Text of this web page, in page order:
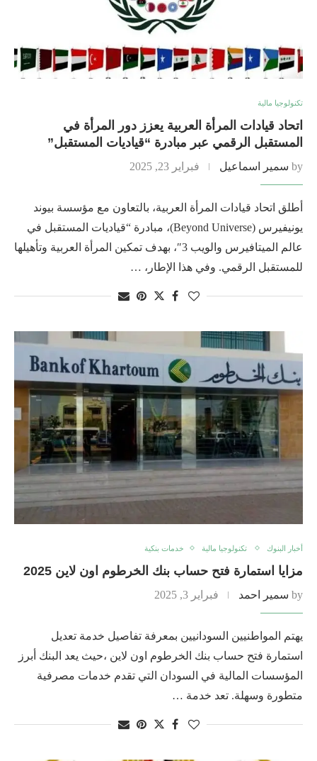
تكنولوجيا مالية
اتحاد قيادات المرأة العربية يعزز دور المرأة في
المستقبل الرقمي عبر مبادرة “قياديات المستقبل”
by سمير اسماعيل فبراير 23, 2025
أطلق اتحاد قيادات المرأة العربية، بالتعاون مع مؤسسة بيوند
يونيفيرس (Beyond Universe)، مبادرة “قياديات المستقبل في
عالم الميتافيرس والويب 3″، بهدف تمكين المرأة العربية وتأهيلها
للمستقبل الرقمي. وفي هذا الإطار، …
أخبار البنوك تكنولوجيا مالية خدمات بنكية
مزايا استمارة فتح حساب بنك الخرطوم اون لاين 2025
by سمير احمد فبراير 3, 2025
يهتم المواطنيين السودانيين بمعرفة تفاصيل خدمة تعديل
استمارة فتح حساب بنك الخرطوم اون لاين ،حيث يعد البنك أبرز
المؤسسات المالية في السودان التي تقدم خدمات مصرفية
متطورة وسهلة. تعد خدمة …